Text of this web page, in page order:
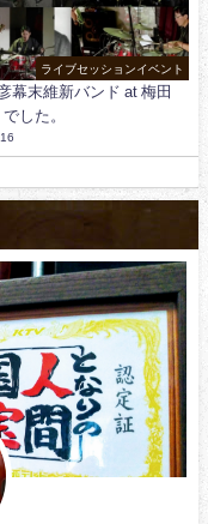
ライブセッションイベント
幕末維新バンド at 梅田
した。